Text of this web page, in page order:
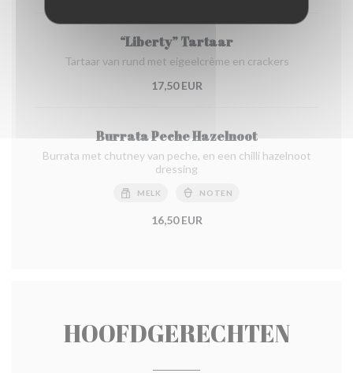
“Liberty” Tartaar
Tartaar van rund met eigeelcrème en crackers
17,50 EUR
Burrata Peche Hazelnoot
Burrata met chutney van peche, en een chilli hazelnoot
dressing
MELK NOTEN
16,50 EUR
HOOFDGERECHTEN